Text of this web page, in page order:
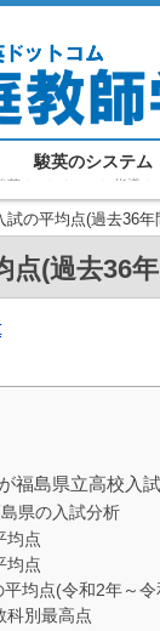
駿英のシステム
英のマンツーマン指導の
の平均点(過去36年
点(過去36
福島県立高校入
県の入試分析
点
点
均点(令和2年～令
別最高点